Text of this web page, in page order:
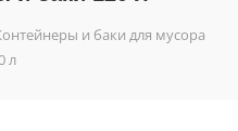
и баки для мусора
л